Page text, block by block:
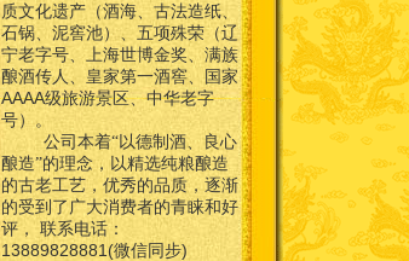
质文化遗产（酒海、古法造纸、
石锅、泥窖池）、五项殊荣（辽
宁老字号、上海世博金奖、满族
酿酒传人、皇家第一酒窖、国家
AAAA级旅游景区、中华老字
号）。
公司本着“以德制酒、良心
酿造”的理念，以精选纯粮酿造
的古老工艺，优秀的品质，逐渐
的受到了广大消费者的青睐和好
评， 联系电话：
13889828881(微信同步)